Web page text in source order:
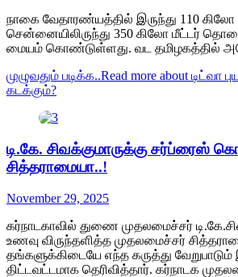
நாகை வேதாரண்யத்தில் இருந்து 110 கிலோ
சென்னையிலிருந்து 350 கிலோ மீட்டர்
மையம் கொண்டுள்ளது. வட தமிழகத்தில்
முழுவதும் படிக்க..Read more about டிட்வா
கடக்கும்?
டி.கே. சிவக்குமாருக்கு சர்ப்ரைஸ்
சித்தராமையா..!
November 29, 2025
கர்நாடகாவில் துணை முதலமைச்சர்
உணவு விருந்தளித்த முதலமைச்சர்
தங்களுக்கிடையே எந்த கருத்து
திட்டவட்டமாக தெரிவித்தார். கர்நாடக